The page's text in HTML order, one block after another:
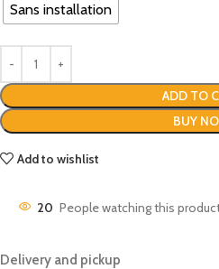
Sans installation
ADD TO
BUY
Add to wishlist
20 People watching this
Delivery and pickup